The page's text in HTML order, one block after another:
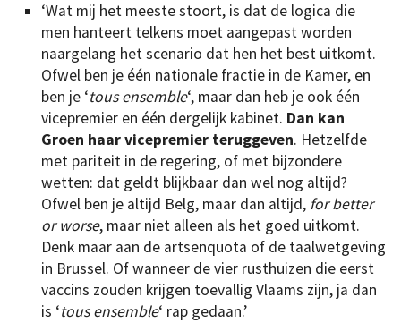
‘Wat mij het meeste stoort, is dat de logica die
men hanteert telkens moet aangepast worden
naargelang het scenario dat hen het best uitkomt.
Ofwel ben je één nationale fractie in de Kamer, en
ben je ‘tous ensemble‘, maar dan heb je ook één
vicepremier en één dergelijk kabinet. Dan kan
Groen haar vicepremier teruggeven. Hetzelfde
met pariteit in de regering, of met bijzondere
wetten: dat geldt blijkbaar dan wel nog altijd?
Ofwel ben je altijd Belg, maar dan altijd, for better
or worse, maar niet alleen als het goed uitkomt.
Denk maar aan de artsenquota of de taalwetgeving
in Brussel. Of wanneer de vier rusthuizen die eerst
vaccins zouden krijgen toevallig Vlaams zijn, ja dan
is ‘tous ensemble‘ rap gedaan.’